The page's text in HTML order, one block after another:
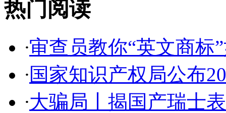
热门阅读
·审查员教你“英文商标
·国家知识产权局公布
·大骗局丨揭国产瑞士